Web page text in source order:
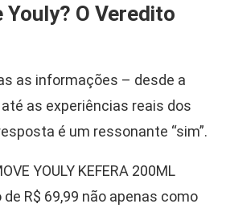
Youly? O Veredito
as informações – desde a
as experiências reais dos
é um ressonante “sim”.
YOULY KEFERA 200ML
R$ 69,99 não apenas como